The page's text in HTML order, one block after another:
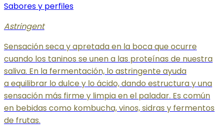
Sabores y perfiles
Astringent
Sensación seca y apretada en la boca que ocurre
cuando los taninos se unen a las proteínas de nuestra
saliva. En la fermentación, lo astringente ayuda
a equilibrar lo dulce y lo ácido, dando estructura y una
sensación más firme y limpia en el paladar. Es común
en bebidas como kombucha, vinos, sidras y fermentos
de frutas.